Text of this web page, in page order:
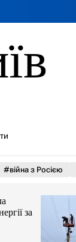
#війна з Росією
за